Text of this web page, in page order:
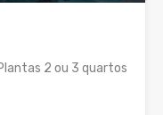
2 ou 3 quartos